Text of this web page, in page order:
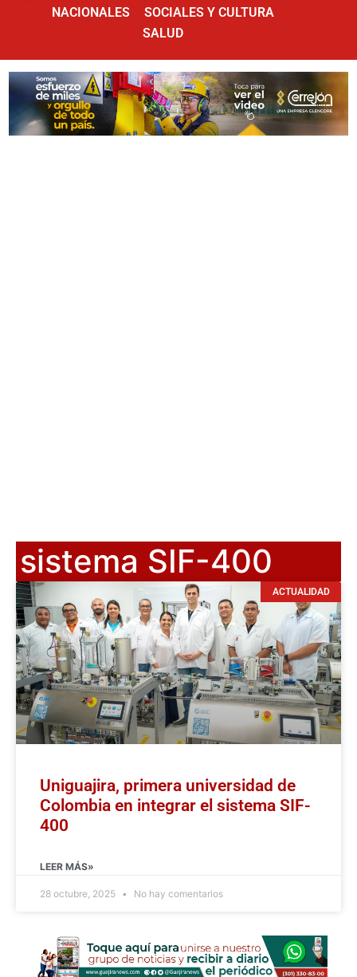
NACIONALES
SOCIALES Y CULTURA
SALUD
sistema SIF-400
ACTUALIDAD
Uniguajira, primera universidad de
Colombia en integrar el sistema SIF-
400
LEER MÁS»
28 octubre, 2025 No hay comentarios